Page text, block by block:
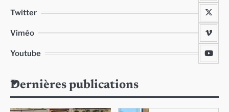
Twitter
Viméo
Youtube
Dernières publications